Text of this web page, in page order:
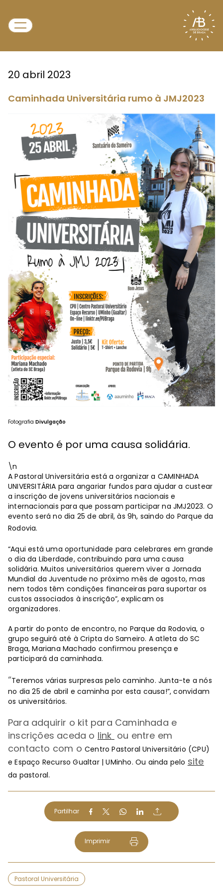
20 abril 2023
Caminhada Universitária rumo à JMJ2023
Fotografia Divulgação
O evento é por uma causa solidária.
\n
A Pastoral Universitária está a organizar a CAMINHADA
UNIVERSITÁRIA para angariar fundos para ajudar a custear
a inscrição de jovens universitários nacionais e
internacionais para que possam participar na JMJ2023. O
evento será no dia 25 de abril, às 9h, saindo do Parque da
Rodovia.
“Aqui está uma oportunidade para celebrares em grande
o dia da Liberdade, contribuindo para uma causa
solidária. Muitos universitários querem viver a Jornada
Mundial da Juventude no próximo mês de agosto, mas
nem todos têm condições financeiras para suportar os
custos associados à inscrição”, explicam os
organizadores.
A partir do ponto de encontro, no Parque da Rodovia, o
grupo seguirá até à Cripta do Sameiro. A atleta do SC
Braga, Mariana Machado confirmou presença e
participará da caminhada.
“Teremos várias surpresas pelo caminho. Junta-te a nós
no dia 25 de abril e caminha por esta causa!”, convidam
os universitários.
Para adquirir o kit para Caminhada e
inscrições aceda o link ou entre em
contacto com o Centro Pastoral Universitário (CPU)
e Espaço Recurso Gualtar | UMinho. Ou ainda pelo site
da pastoral.
Partilhar
Imprimir
Pastoral Universitária